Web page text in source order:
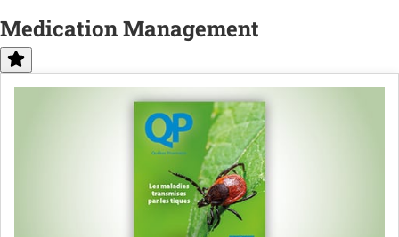
Medication Management